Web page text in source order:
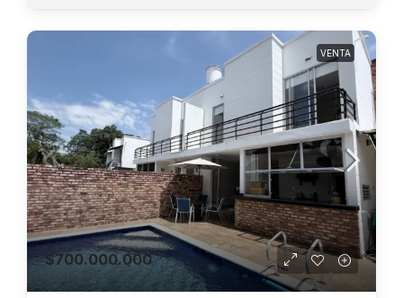
VENTA
$700.000.000